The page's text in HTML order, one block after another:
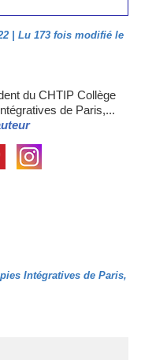
| Lu 173 fois modifié le
du CHTIP Collège
de Paris,...
Intégratives de Paris,